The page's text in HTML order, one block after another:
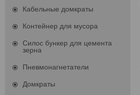
Кабельные домкраты
Контейнер для мусора
Силос бункер для цемента
зерна
Пневмонагнетатели
Домкраты